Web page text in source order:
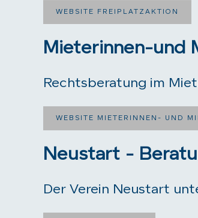
WEBSITE FREIPLATZAKTION
Mieterinnen-und
Rechtsberatung im
WEBSITE MIETERINNEN- UND
Neustart -
Der Verein Neustart